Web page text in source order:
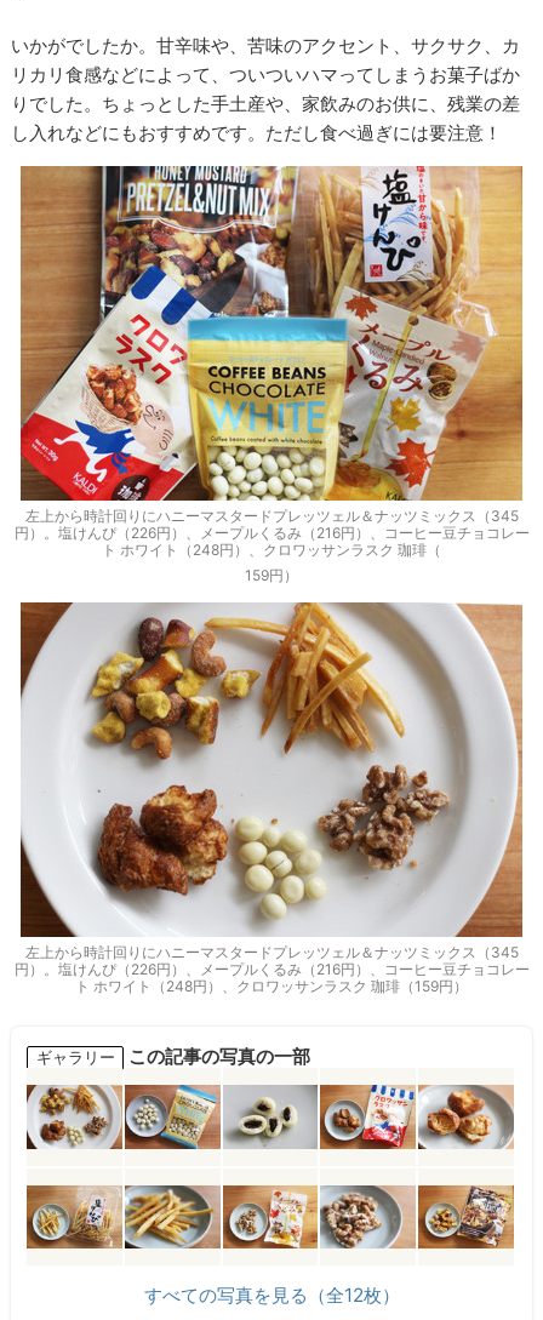
いかがでしたか。甘辛味や、苦味のアクセント、サクサク、カ
リカリ食感などによって、ついついハマってしまうお菓子ばか
りでした。ちょっとした手土産や、家飲みのお供に、残業の差
し入れなどにもおすすめです。ただし食べ過ぎには要注意！
左上から時計回りにハニーマスタードプレッツェル＆ナッツミックス（345
円）。塩けんぴ（226円）、メープルくるみ（216円）、コーヒー豆チョコレー
ト ホワイト（248円）、クロワッサンラスク 珈琲（
159円）
左上から時計回りにハニーマスタードプレッツェル＆ナッツミックス（345
円）。塩けんぴ（226円）、メープルくるみ（216円）、コーヒー豆チョコレー
ト ホワイト（248円）、クロワッサンラスク 珈琲（159円）
ギャラリー この記事の写真の一部
すべての写真を見る（全12枚）